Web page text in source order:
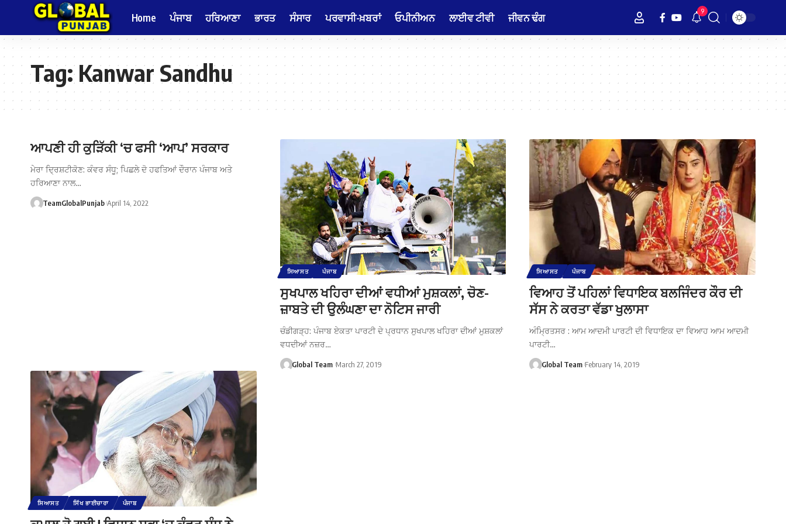
Home ਪੰਜਾਬ ਹਰਿਆਣਾ ਭਾਰਤ ਸੰਸਾਰ ਪਰਵਾਸੀ-ਖ਼ਬਰਾਂ ਓਪੀਨੀਅਨ ਲਾਈਵ ਟੀਵੀ ਜੀਵਨ ਢੰਗ 9
Tag:Kanwar Sandhu
ਆਪਣੀ ਹੀ ਕੁੜਿੱਕੀ ‘ਚ ਫਸੀ ‘ਆਪ’ ਸਰਕਾਰ
ਮੇਰਾ ਦ੍ਰਿਸ਼ਟੀਕੋਣ: ਕੰਵਰ ਸੰਧੂ; ਪਿਛਲੇ ਦੋ ਹਫਤਿਆਂ ਦੌਰਾਨ ਪੰਜਾਬ ਅਤੇ
ਹਰਿਆਣਾ ਨਾਲ…
TeamGlobalPunjab April 14, 2022
ਸਿਆਸਤ ਪੰਜਾਬ
ਸੁਖਪਾਲ ਖਹਿਰਾ ਦੀਆਂ ਵਧੀਆਂ ​​​​​​​ਮੁਸ਼ਕਲਾਂ, ਚੋਣ-
ਜ਼ਾਬਤੇ ਦੀ ਉਲੰਘਣਾ ਦਾ ਨੋਟਿਸ ਜਾਰੀ
ਚੰਡੀਗੜ੍ਹ: ਪੰਜਾਬ ਏਕਤਾ ਪਾਰਟੀ ਦੇ ਪ੍ਰਧਾਨ ਸੁਖਪਾਲ ਖਹਿਰਾ ਦੀਆਂ ਮੁਸ਼ਕਲਾਂ
ਵਧਦੀਆਂ ਨਜ਼ਰ…
Global Team March 27, 2019
ਸਿਆਸਤ ਪੰਜਾਬ
ਵਿਆਹ ਤੋਂ ਪਹਿਲਾਂ ਵਿਧਾਇਕ ਬਲਜਿੰਦਰ ਕੌਰ ਦੀ
ਸੱਸ ਨੇ ਕਰਤਾ ਵੱਡਾ ਖੁਲਾਸਾ
ਅੰਮ੍ਰਿਤਸਰ : ਆਮ ਆਦਮੀ ਪਾਰਟੀ ਦੀ ਵਿਧਾਇਕ ਦਾ ਵਿਆਹ ਆਮ ਆਦਮੀ
ਪਾਰਟੀ…
Global Team February 14, 2019
ਸਿਆਸਤ ਸਿੱਖ ਭਾਈਚਾਰਾ ਪੰਜਾਬ